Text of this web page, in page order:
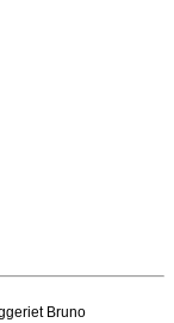
Bruno